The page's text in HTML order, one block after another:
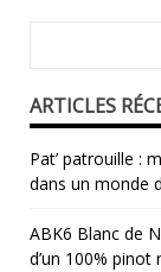
ARTICLES
Pat’ patrouille :
dans un monde
ABK6 Blanc de
d’un 100% pinot